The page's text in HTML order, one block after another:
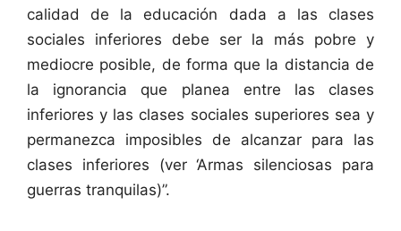
calidad de la educación dada a las clases
sociales inferiores debe ser la más pobre y
mediocre posible, de forma que la distancia de
la ignorancia que planea entre las clases
inferiores y las clases sociales superiores sea y
permanezca imposibles de alcanzar para las
clases inferiores (ver ‘Armas silenciosas para
guerras tranquilas)”.